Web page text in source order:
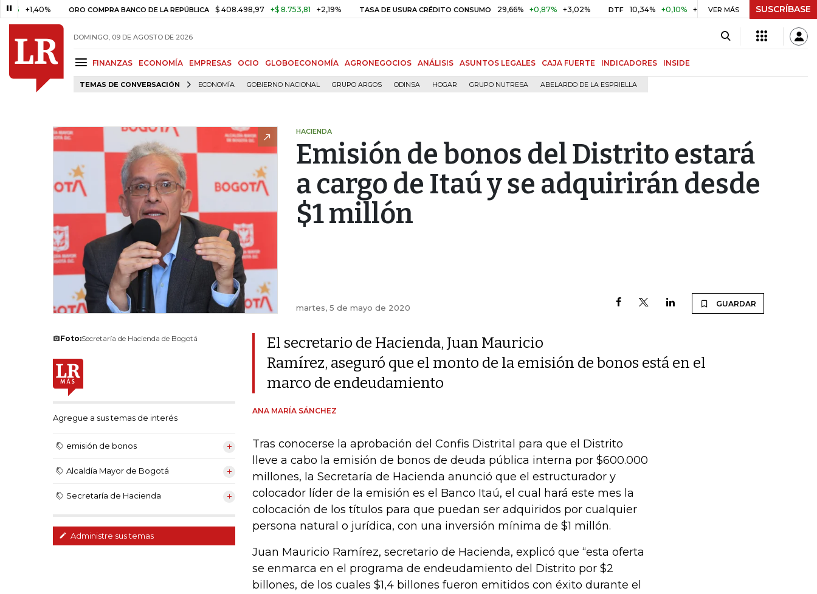
ORO COMPRA BANCO DE LA REPÚBLICA $ 408.498,97 +$ 8.753,81 +2,19% TASA DE USURA CRÉDITO CONSUMO 29,66% +0,87% +3,02% DTF 10,34% +0,10% +0,98% UVR $ 417,01 +$ 0,05
VER MÁS SUSCRÍBASE
DOMINGO, 09 DE AGOSTO DE 2026
FINANZAS ECONOMÍA EMPRESAS OCIO GLOBOECONOMÍA AGRONEGOCIOS ANÁLISIS ASUNTOS LEGALES CAJA FUERTE INDICADORES INSIDE
TEMAS DE CONVERSACIÓN ECONOMÍA GOBIERNO NACIONAL GRUPO ARGOS ODINSA HOGAR GRUPO NUTRESA ABELARDO DE LA ESPRIELLA
HACIENDA
Emisión de bonos del Distrito estará
a cargo de Itaú y se adquirirán desde
$1 millón
martes, 5 de mayo de 2020 GUARDAR
Foto:Secretaría de Hacienda de Bogotá
Agregue a sus temas de interés
emisión de bonos
Alcaldía Mayor de Bogotá
Secretaría de Hacienda
Administre sus temas
El secretario de Hacienda, Juan Mauricio
Ramírez, aseguró que el monto de la emisión de bonos está en el
marco de endeudamiento
ANA MARÍA SÁNCHEZ
Tras conocerse la aprobación del Confis Distrital para que el Distrito
lleve a cabo la emisión de bonos de deuda pública interna por $600.000
millones, la Secretaría de Hacienda anunció que el estructurador y
colocador líder de la emisión es el Banco Itaú, el cual hará este mes la
colocación de los títulos para que puedan ser adquiridos por cualquier
persona natural o jurídica, con una inversión mínima de $1 millón.
Juan Mauricio Ramírez, secretario de Hacienda, explicó que “esta oferta
se enmarca en el programa de endeudamiento del Distrito por $2
billones, de los cuales $1,4 billones fueron emitidos con éxito durante el